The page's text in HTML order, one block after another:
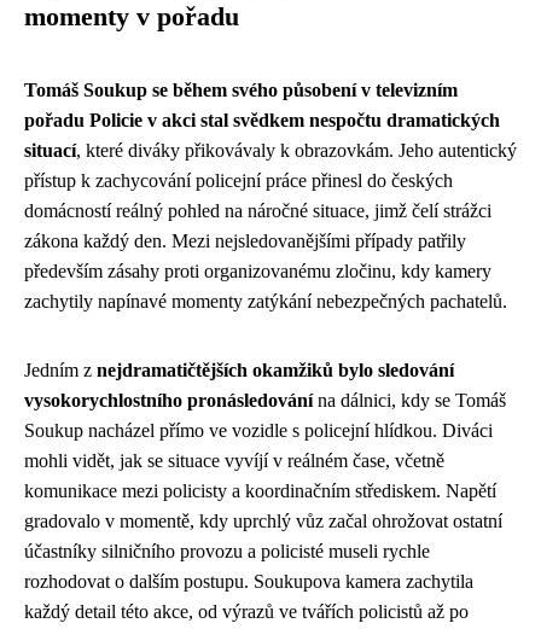
momenty v pořadu
Tomáš Soukup se během svého působení v televizním
pořadu Policie v akci stal svědkem nespočtu dramatických
situací, které diváky přikovávaly k obrazovkám. Jeho autentický
přístup k zachycování policejní práce přinesl do českých
domácností reálný pohled na náročné situace, jimž čelí strážci
zákona každý den. Mezi nejsledovanějšími případy patřily
především zásahy proti organizovanému zločinu, kdy kamery
zachytily napínavé momenty zatýkání nebezpečných pachatelů.
Jedním z nejdramatičtějších okamžiků bylo sledování
vysokorychlostního pronásledovánína dálnici, kdy se Tomáš
Soukup nacházel přímo ve vozidle s policejní hlídkou. Diváci
mohli vidět, jak se situace vyvíjí v reálném čase, včetně
komunikace mezi policisty a koordinačním střediskem. Napětí
gradovalo v momentě, kdy uprchlý vůz začal ohrožovat ostatní
účastníky silničního provozu a policisté museli rychle
rozhodovat o dalším postupu. Soukupova kamera zachytila
každý detail této akce, od výrazů ve tvářích policistů až po